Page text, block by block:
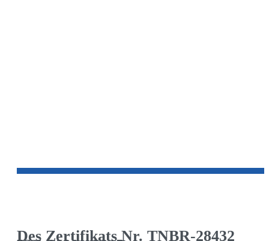
Des Zertifikats Nr. TNBR-28432